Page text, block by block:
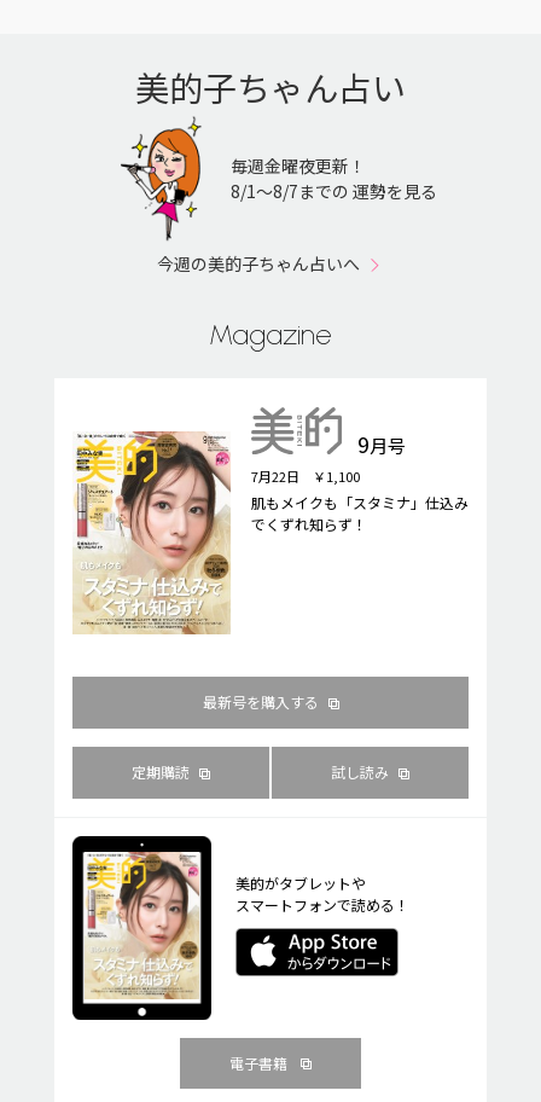
美的子ちゃん占い
毎週金曜夜更新！
8/1〜8/7までの 運勢を見る
今週の美的子ちゃん占いへ
Magazine
9月号
7月22日 ￥1,100
肌もメイクも「スタミナ」仕込み
でくずれ知らず！
最新号を購入する
定期購読 試し読み
美的がタブレットや
スマートフォンで読める！
電子書籍